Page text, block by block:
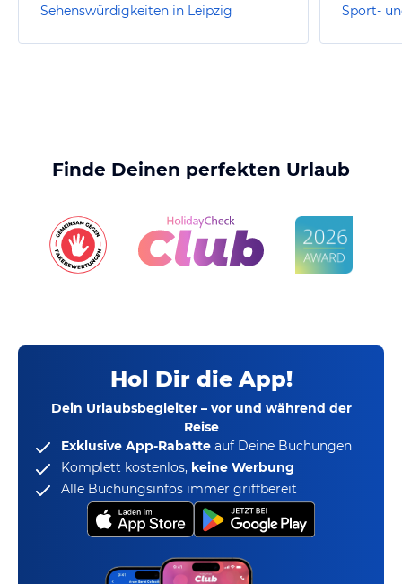
Sehenswürdigkeiten in Leipzig Sport-
Finde Deinen perfekten Urlaub
Hol Dir die App!
Dein Urlaubsbegleiter – vor und während der
Reise
Exklusive App-Rabatte auf Deine Buchungen
Komplett kostenlos, keine Werbung
Alle Buchungsinfos immer griffbereit